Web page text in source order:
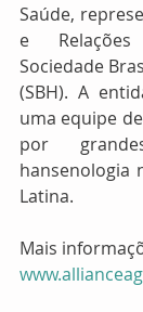
Saúde,
e
Sociedade
(SBH). A
uma equipe
por
hansenologia
Latina.
Mais